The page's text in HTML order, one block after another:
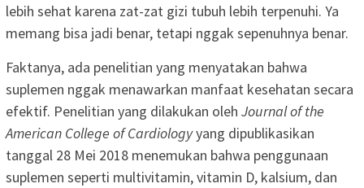
lebih sehat karena zat-zat gizi tubuh lebih terpenuhi. Ya
memang bisa jadi benar, tetapi nggak sepenuhnya benar.
Faktanya, ada penelitian yang menyatakan bahwa
suplemen nggak menawarkan manfaat kesehatan secara
efektif. Penelitian yang dilakukan oleh Journal of the
American College of Cardiologyyang dipublikasikan
tanggal 28 Mei 2018 menemukan bahwa penggunaan
suplemen seperti multivitamin, vitamin D, kalsium, dan